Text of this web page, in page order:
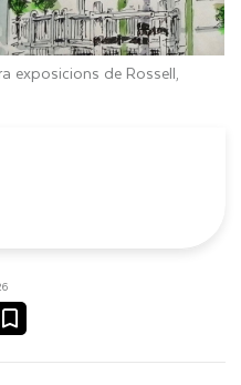
exposicions de Rossell,